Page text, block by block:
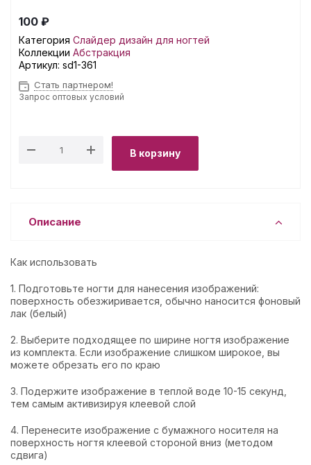
100 ₽
Категория Слайдер дизайн для ногтей
Коллекции Абстракция
Артикул: sd1-361
Стать партнером!
Запрос оптовых условий
В корзину
Описание
Как использовать
1. Подготовьте ногти для нанесения изображений:
поверхность обезжиривается, обычно наносится фоновый
лак (белый)
2. Выберите подходящее по ширине ногтя изображение
из комплекта. Если изображение слишком широкое, вы
можете обрезать его по краю
3. Подержите изображение в теплой воде 10-15 секунд,
тем самым активизируя клеевой слой
4. Перенесите изображение с бумажного носителя на
поверхность ногтя клеевой стороной вниз (методом
сдвига)